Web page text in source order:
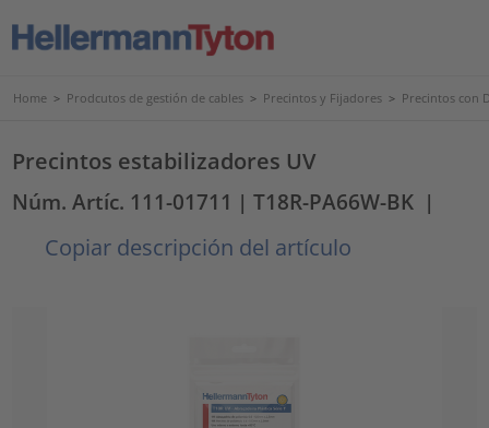
Home > Prodcutos de gestión de cables > Precintos y Fijadores > Precintos con
Precintos estabilizadores UV
Núm. Artíc. 111-01711 | T18R-PA66W-BK |
Copiar descripción del artículo